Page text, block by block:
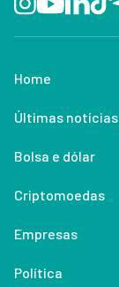
Home
Últimas notícias
Bolsa e dólar
Criptomoedas
Empresas
Política